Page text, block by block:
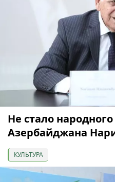
Не стало народного
Азербайджана
КУЛЬТУРА